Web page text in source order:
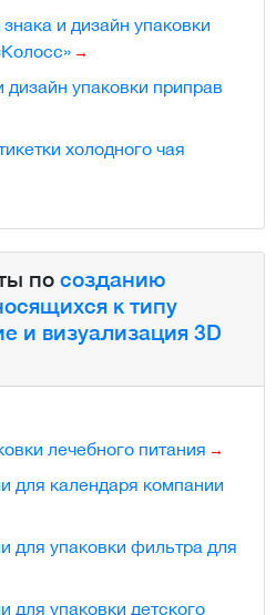
и дизайн упаковки
дизайн упаковки приправ
холодного чая
по созданию
к типу
и визуализация 3D
лечебного питания
для календаря компании
для упаковки фильтра для
для упаковки детского